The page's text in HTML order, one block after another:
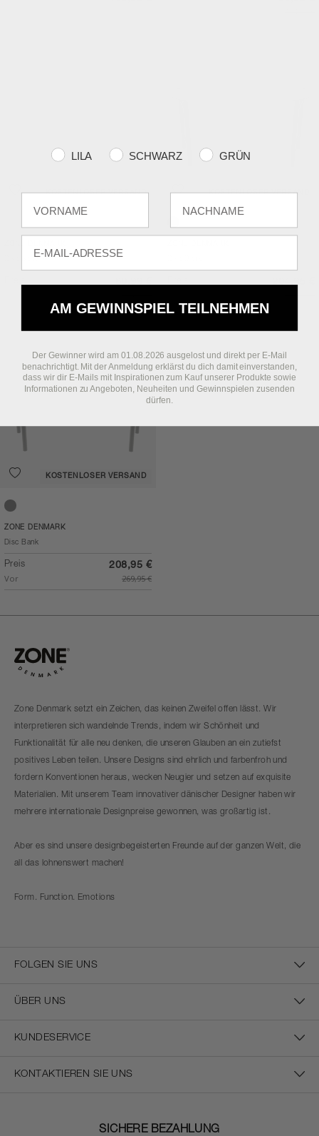
KOSTENLOSER VERSAND
Soft Grey
80,99 €
KOSTENLOSER VERSAND
Black
204,95 €
KOSTENLOSER VERSAND
Soft Grey
ZONE DENMARK
Disc Bank
Preis 208,95 €
Vor 269,95 €
Zone Denmark setzt ein Zeichen, das keinen Zweifel offen lässt. Wir
interpretieren sich wandelnde Trends, indem wir Schönheit und
Funktionalität für alle neu denken, die unseren Glauben an ein zutiefst
positives Leben teilen. Unsere Designs sind ehrlich und farbenfroh und
fordern Konventionen heraus, wecken Neugier und setzen auf exquisite
Materialien. Mit unserem Team innovativer dänischer Designer haben wir
mehrere internationale Designpreise gewonnen, was großartig ist.
Aber es sind unsere designbegeisterten Freunde auf der ganzen Welt, die
all das lohnenswert machen!
Form. Function. Emotions
FOLGEN SIE UNS
ÜBER UNS
KUNDESERVICE
KONTAKTIEREN SIE UNS
SICHERE BEZAHLUNG
Farvevalg
LILA SCHWARZ GRÜN
AM GEWINNSPIEL TEILNEHMEN
Der Gewinner wird am 01.08.2026 ausgelost und direkt per E-Mail
benachrichtigt. Mit der Anmeldung erklärst du dich damit einverstanden,
dass wir dir E-Mails mit Inspirationen zum Kauf unserer Produkte sowie
Informationen zu Angeboten, Neuheiten und Gewinnspielen zusenden
dürfen.